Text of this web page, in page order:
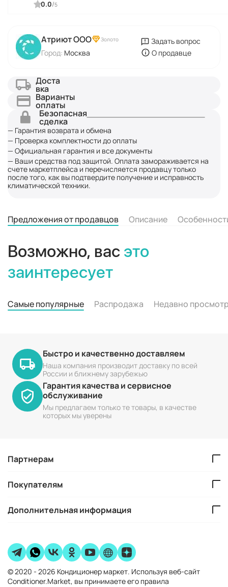
0.0/5
Атриют ООО Золото
Город: Москва
Задать вопрос
О продавце
Доста
вка
Варианты
оплаты
Безопасная
сделка
— Гарантия возврата и обмена
— Проверка комплектности до оплаты
— Официальная гарантия и все документы
— Ваши средства под защитой. Оплата замораживается на
счете маркетплейса и перечисляется продавцу только
после того, как вы подтвердите получение и исправность
климатической техники.
Предложения от продавцов Описание
Возможно, вас это
заинтересует
Самые популярные Распродажа Недавно
Быстро и качественно доставляем
Наша компания производит доставку по всей
России и ближнему зарубежью
Гарантия качества и сервисное
обслуживание
Мы предлагаем только те товары, в качестве
которых мы уверены
Партнерам
Покупателям
Дополнительная информация
© 2020 - 2026 Кондиционер маркет. Используя веб-сайт
Conditioner.Market, вы принимаете его правила